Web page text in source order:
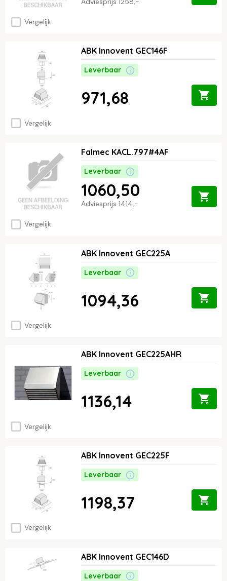
Vergelijk
Vergelijk
ABK Innovent GEC146F
Leverbaar
971,68
Vergelijk
Falmec KACL.797#4AF
Leverbaar
Adviesprijs 1414,-
1060,50
Vergelijk
ABK Innovent GEC225A
Leverbaar
1094,36
Vergelijk
ABK Innovent GEC225AHR
Leverbaar
1136,14
Vergelijk
ABK Innovent GEC225F
Leverbaar
1198,37
ABK Innovent GEC146D
Leverbaar